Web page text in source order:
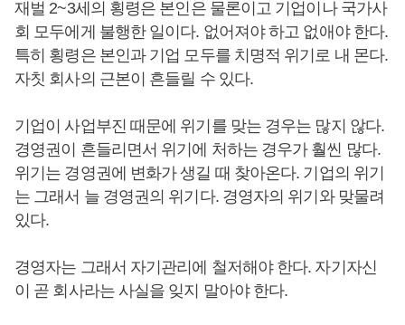
재벌 2~3세의 횡령은 본인은 물론이고 기업이나 국가사
회 모두에게 불행한 일이다. 없어져야 하고 없애야 한다.
특히 횡령은 본인과 기업 모두를 치명적 위기로 내 몬다.
자칫 회사의 근본이 흔들릴 수 있다.
기업이 사업부진 때문에 위기를 맞는 경우는 많지 않다.
경영권이 흔들리면서 위기에 처하는 경우가 훨씬 많다.
위기는 경영권에 변화가 생길 때 찾아온다. 기업의 위기
는 그래서 늘 경영권의 위기다. 경영자의 위기와 맞물려
있다.
경영자는 그래서 자기관리에 철저해야 한다. 자기자신
이 곧 회사라는 사실을 잊지 말아야 한다.